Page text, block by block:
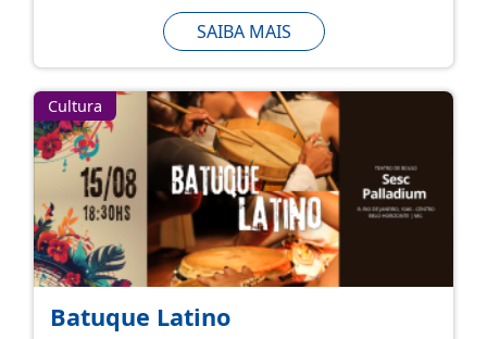
SAIBA MAIS
Cultura
Batuque Latino